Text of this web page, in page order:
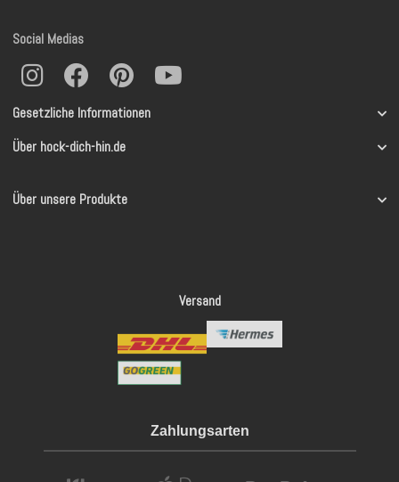
Gesetzliche Informationen
Über hock-dich-hin.de
Über unsere Produkte
Social Medias
Versand
Zahlungsarten